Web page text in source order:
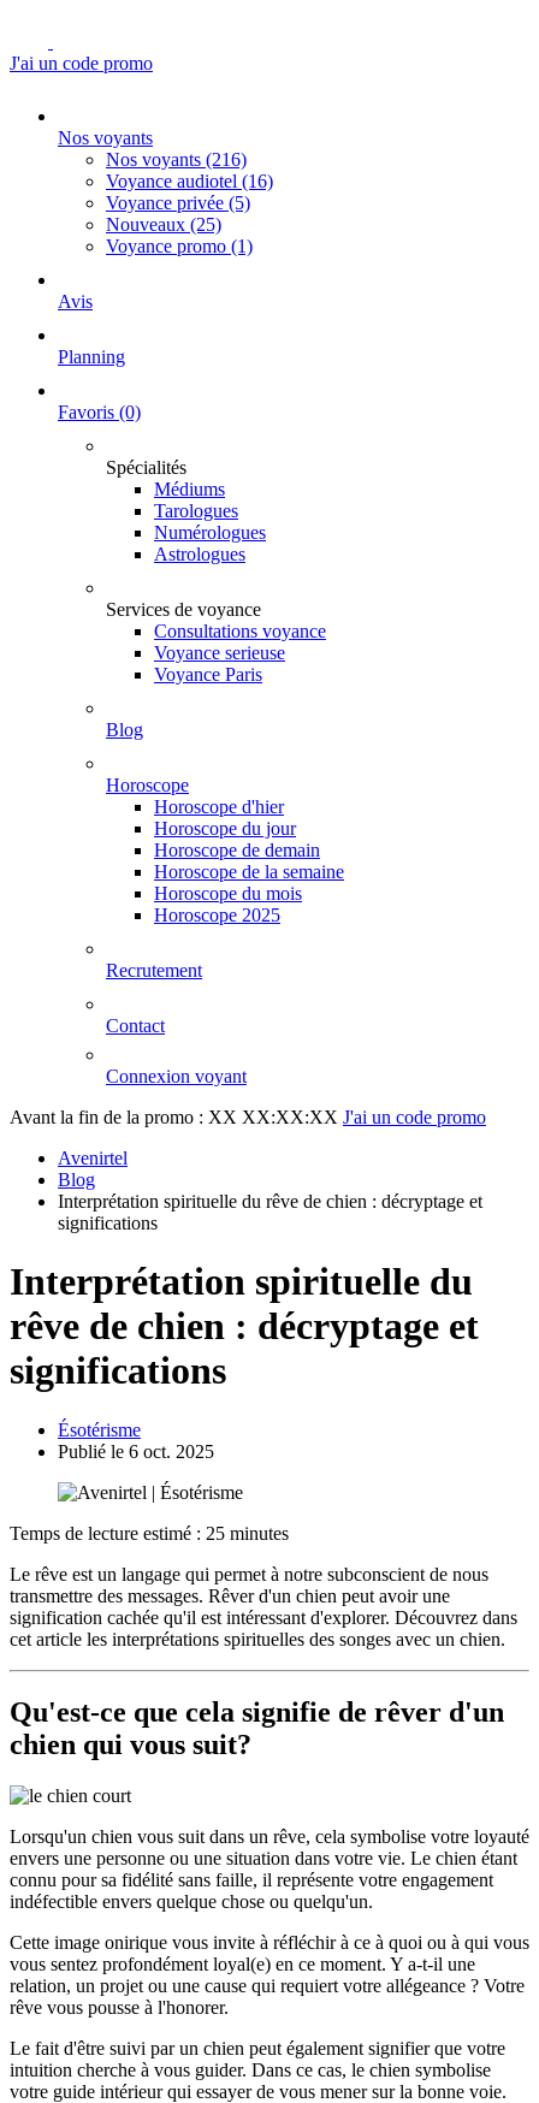
J'ai un code promo
Nos voyants
Nos voyants (216)
Voyance audiotel (16)
Voyance privée (5)
Nouveaux (25)
Voyance promo (1)
Avis
Planning
Favoris (0)
Spécialités
Médiums
Tarologues
Numérologues
Astrologues
Services de voyance
Consultations voyance
Voyance serieuse
Voyance Paris
Blog
Horoscope
Horoscope d'hier
Horoscope du jour
Horoscope de demain
Horoscope de la semaine
Horoscope du mois
Horoscope 2025
Recrutement
Contact
Connexion voyant
Avant la fin de la promo : XX XX:XX:XX J'ai un code promo
Avenirtel
Blog
Interprétation spirituelle du rêve de chien : décryptage et
significations
Interprétation spirituelle du
rêve de chien : décryptage et
significations
Ésotérisme
Publié le 6 oct. 2025
Temps de lecture estimé : 25 minutes
Le rêve est un langage qui permet à notre subconscient de nous
transmettre des messages. Rêver d'un chien peut avoir une
signification cachée qu'il est intéressant d'explorer. Découvrez dans
cet article les interprétations spirituelles des songes avec un chien.
Qu'est-ce que cela signifie de rêver d'un
chien qui vous suit?
Lorsqu'un chien vous suit dans un rêve, cela symbolise votre loyauté
envers une personne ou une situation dans votre vie. Le chien étant
connu pour sa fidélité sans faille, il représente votre engagement
indéfectible envers quelque chose ou quelqu'un.
Cette image onirique vous invite à réfléchir à ce à quoi ou à qui vous
vous sentez profondément loyal(e) en ce moment. Y a-t-il une
relation, un projet ou une cause qui requiert votre allégeance ? Votre
rêve vous pousse à l'honorer.
Le fait d'être suivi par un chien peut également signifier que votre
intuition cherche à vous guider. Dans ce cas, le chien symbolise
votre guide intérieur qui essayer de vous mener sur la bonne voie.